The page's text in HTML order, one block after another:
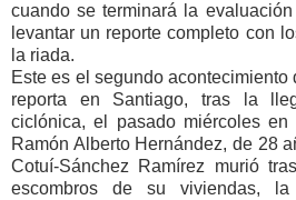
cuando se terminará la
levantar un reporte completo con
la riada.
Este es el segundo
reporta en Santiago, tras la
ciclónica, el pasado miércoles
Ramón Alberto Hernández, de 28
Cotuí-Sánchez Ramírez murió
escombros de su viviendas,